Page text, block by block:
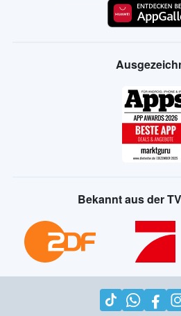
Bekannt aus der